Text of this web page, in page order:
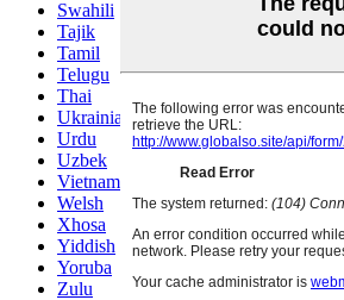
Swahili
Tajik
Tamil
Telugu
Thai
Ukrainian
Urdu
Uzbek
Vietnamese
Welsh
Xhosa
Yiddish
Yoruba
Zulu